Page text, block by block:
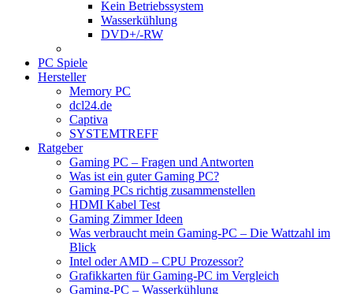
Kein Betriebssystem
Wasserkühlung
DVD+/-RW
PC Spiele
Hersteller
Memory PC
dcl24.de
Captiva
SYSTEMTREFF
Ratgeber
Gaming PC – Fragen und Antworten
Was ist ein guter Gaming PC?
Gaming PCs richtig zusammenstellen
HDMI Kabel Test
Gaming Zimmer Ideen
Was verbraucht mein Gaming-PC – Die Wattzahl im
Blick
Intel oder AMD – CPU Prozessor?
Grafikkarten für Gaming-PC im Vergleich
Gaming-PC – Wasserkühlung